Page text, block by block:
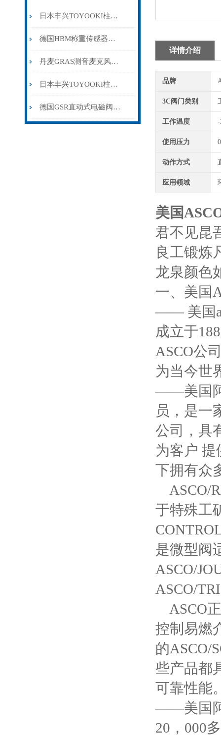
日本丰兴TOYOOKI柱塞泵选型与维护指南
德国HBM称重传感器的使用方法需要注意些什么
丹麦GRAS测音麦克风标准套装46AE的基本技术参数
日本丰兴TOYOOKI柱塞泵的温控部件主要特点和回油过程介绍
德国GSR直动式电磁阀工作原理
详情介绍
品牌
3C阀门类别
工作温度 -
使用压力
动作方式
应用领域
美国
君不见昆
良工锻炼
龙泉颜色
一、美国
—— 美国
成立于
ASCO公
为当今世
——美国阿
员，是一
公司，具
为客户 提
下拥有众
ASCO/
于特殊工
是微型阀
ASCO/
ASCO/
ASCO
控制易燃
的ASCO/
些产品都
可靠性
——美国阿
20，000